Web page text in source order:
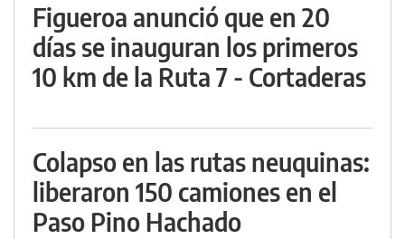
Figueroa anunció que en 20
días se inauguran los primeros
10 km de la Ruta 7 - Cortaderas
Colapso en las rutas neuquinas:
liberaron 150 camiones en el
Paso Pino Hachado